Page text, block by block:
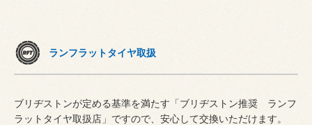
ランフラットタイヤ取扱
ブリヂストンが定める基準を満たす「ブリヂストン推奨 ランフ
ラットタイヤ取扱店」ですので、安心して交換いただけます。